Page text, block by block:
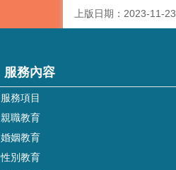
上版日期：2023-11-23
服務內容
服務項目
親職教育
婚姻教育
性別教育